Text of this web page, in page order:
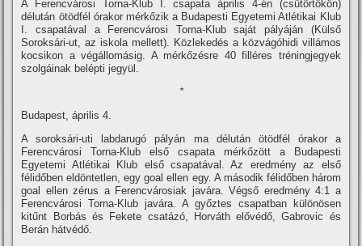
A Ferencvárosi Torna-Klub I. csapata április 4-én (csütörtökön)
délután ötödfél órakor mérkőzik a Budapesti Egyetemi Atlétikai Klub
I. csapatával a Ferencvárosi Torna-Klub saját pályáján (Külső
Soroksári-ut, az iskola mellett). Közlekedés a közvágóhidi villámos
kocsikon a végállomásig. A mérkőzésre 40 filléres tréningjegyek
szolgáinak belépti jegyül.
*
Budapest, április 4.
A soroksári-uti labdarugó pályán ma délután ötödfél órakor a
Ferencvárosi Torna-Klub első csapata mérkőzött a Budapesti
Egyetemi Atlétikai Klub első csapatával. Az eredmény az első
félidőben eldöntetlen, egy goal ellen egy. A második félidőben három
goal ellen zérus a Ferencvárosiak javára. Végső eredmény 4:1 a
Ferencvárosi Torna-Klub javára. A győztes csapatban különösen
kitűnt Borbás és Fekete csatázó, Horváth elővédő, Gabrovic és
Berán hátvédő.